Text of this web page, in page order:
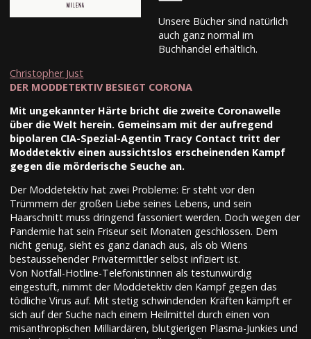
Unsere Bücher sind natürlich
auch ganz normal im
Buchhandel erhältlich.
Christopher Just
DER MODDETEKTIV BESIEGT CORONA
Mit ungekannter Härte bricht die zweite Coronawelle
über die Welt herein. Gemeinsam mit der aufregend
bipolaren CIA-Spezial-Agentin Tracy Contact tritt der
Moddetektiv einen aussichtslos erscheinenden Kampf
gegen die mörderische Seuche an.
Der Moddetektiv hat zwei Probleme: Er steht vor den
Trümmern der großen Liebe seines Lebens, und sein
Haarschnitt muss dringend fassoniert werden. Doch wegen der
Pandemie hat sein Friseur seit Monaten geschlossen. Dem
nicht genug, sieht es ganz danach aus, als ob Wiens
bestaussehender Privatermittler selbst infiziert ist.
Von Notfall-Hotline-Telefonistinnen als testunwürdig
eingestuft, nimmt der Moddetektiv den Kampf gegen das
tödliche Virus auf. Mit stetig schwindenden Kräften kämpft er
sich auf der Suche nach einem Heilmittel durch einen von
misanthropischen Milliardären, blutgierigen Plasma-Junkies und